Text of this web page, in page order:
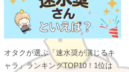
オタクが選ぶ「速水奨が演じるキ
ャラ」ランキングTOP10！1位は